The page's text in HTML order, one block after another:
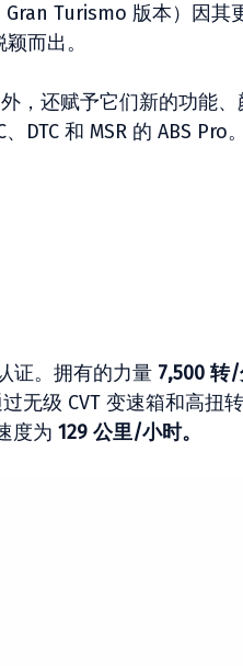
Turismo 版本）因其
而出。
，还赋予它们新的功能、
和 MSR 的 ABS Pro。
证。拥有的力量 7,500 转
无级 CVT 变速箱和高扭
度为 129 公里/小时。